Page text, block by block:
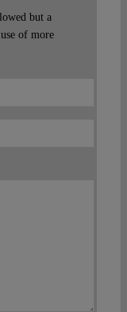
but a
of more